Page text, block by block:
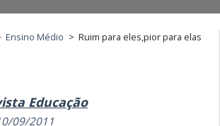
Ensino Médio > Ruim para eles,pior para elas
Educação
09/2011